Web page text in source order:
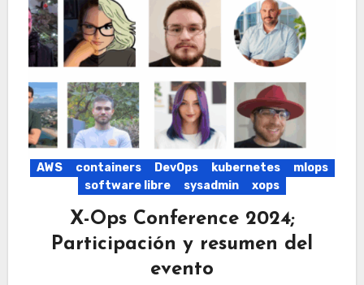
AWS containers DevOps kubernetes
mlops
software libre
sysadmin xops
X-Ops Conference 2024;
Participación y resumen del
evento